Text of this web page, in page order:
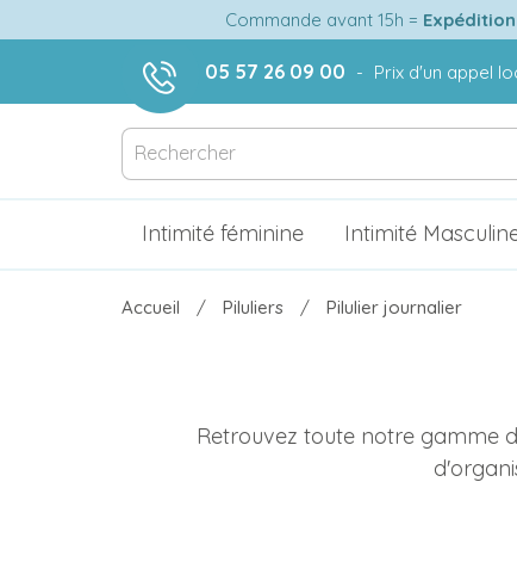
Commande avant 15h =
05 57 26 09 00 - Prix d'un appel
Intimité féminine Intimité
Accueil Piluliers Pilulier journalier
Retrouvez toute notre gamme